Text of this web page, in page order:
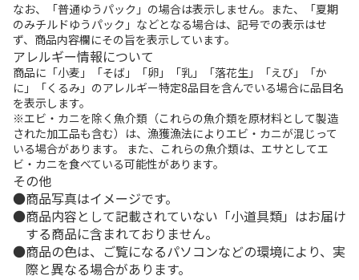
なお、「普通ゆうパック」の場合は表示しません。また、「夏期
のみチルドゆうパック」などとなる場合は、記号での表示はせ
ず、商品内容欄にその旨を表示しています。
アレルギー情報について
商品に「小麦」「そば」「卵」「乳」「落花生」「えび」「か
に」「くるみ」のアレルギー特定8品目を含んでいる場合に品目名
を表示します。
※エビ・カニを除く魚介類（これらの魚介類を原材料として製造
された加工品も含む）は、漁獲漁法によりエビ・カニが混じって
いる場合があります。 また、これらの魚介類は、エサとしてエ
ビ・カニを食べている可能性があります。
その他
商品写真はイメージです。
商品内容として記載されていない「小道具類」はお届け
する商品に含まれておりません。
商品の色は、ご覧になるパソコンなどの環境により、実
際と異なる場合があります。